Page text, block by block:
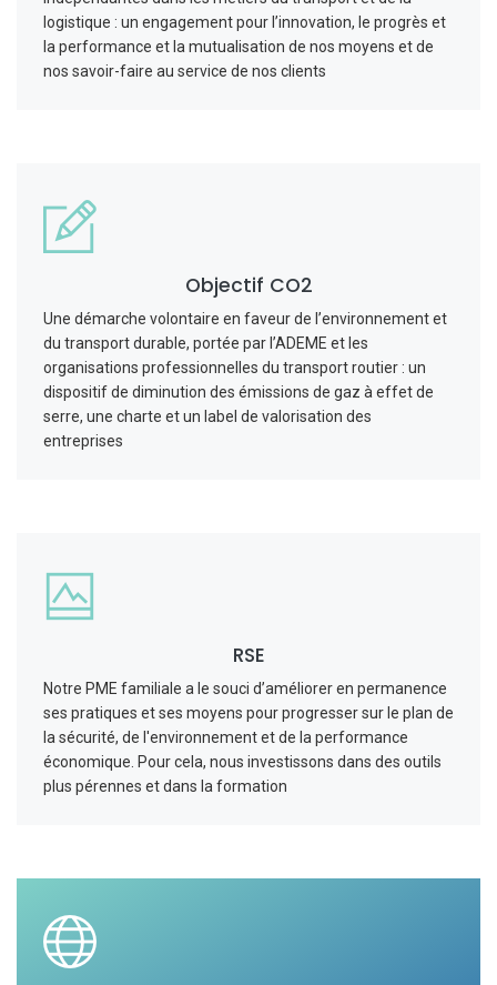
logistique : un engagement pour l’innovation, le progrès et
la performance et la mutualisation de nos moyens et de
nos savoir-faire au service de nos clients
Objectif CO2
Une démarche volontaire en faveur de l’environnement et
du transport durable, portée par l’ADEME et les
organisations professionnelles du transport routier : un
dispositif de diminution des émissions de gaz à effet de
serre, une charte et un label de valorisation des
entreprises
RSE
Notre PME familiale a le souci d’améliorer en permanence
ses pratiques et ses moyens pour progresser sur le plan de
la sécurité, de l'environnement et de la performance
économique. Pour cela, nous investissons dans des outils
plus pérennes et dans la formation